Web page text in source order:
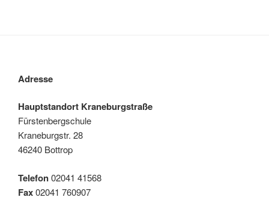
Adresse
Hauptstandort Kraneburgstraße
Fürstenbergschule
Kraneburgstr. 28
46240 Bottrop
Telefon02041 41568
Fax02041 760907